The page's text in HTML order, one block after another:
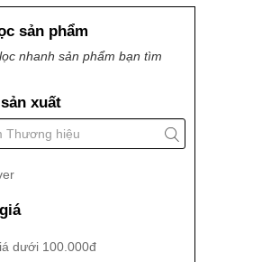
sản phẩm
nhanh sản phẩm bạn tìm
xuất
dưới 100.000đ